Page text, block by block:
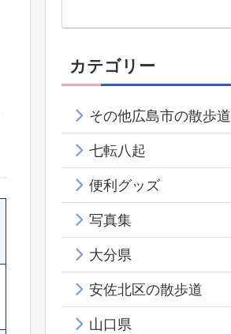
カテゴリー
その他広島市の散歩道
七転八起
便利グッズ
写真集
大分県
安佐北区の散歩道
山口県